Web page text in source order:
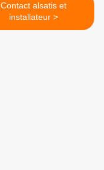
Contact alsatis et
installateur >